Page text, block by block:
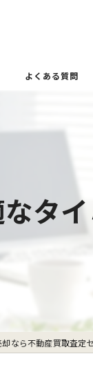
よくある質問
タ
なら不動産買取査定